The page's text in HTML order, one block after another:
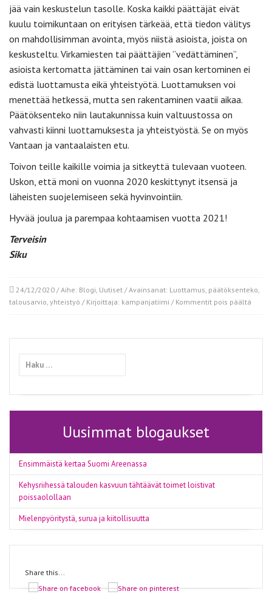
jää vain keskustelun tasolle. Koska kaikki päättäjät eivät
kuulu toimikuntaan on erityisen tärkeää, että tiedon välitys
on mahdollisimman avointa, myös niistä asioista, joista on
keskusteltu. Virkamiesten tai päättäjien ”vedättäminen”,
asioista kertomatta jättäminen tai vain osan kertominen ei
edistä luottamusta eikä yhteistyötä. Luottamuksen voi
menettää hetkessä, mutta sen rakentaminen vaatii aikaa.
Päätöksenteko niin lautakunnissa kuin valtuustossa on
vahvasti kiinni luottamuksesta ja yhteistyöstä. Se on myös
Vantaan ja vantaalaisten etu.
Toivon teille kaikille voimia ja sitkeyttä tulevaan vuoteen.
Uskon, että moni on vuonna 2020 keskittynyt itsensä ja
läheisten suojelemiseen sekä hyvinvointiin.
Hyvää joulua ja parempaa kohtaamisen vuotta 2021!
Terveisin
Siku
24/12/2020 / Aihe: Blogi, Uutiset / Avainsanat: Luottamus, päätöksenteko,
talousarvio, yhteistyö / Kirjoittaja: kampanjatiimi / Kommentit pois päältä
Uusimmat blogaukset
Ensimmäistä kertaa Suomi Areenassa
Kehysriihessä talouden kasvuun tähtäävät toimet loistivat
poissaolollaan
Mielenpyöritystä, surua ja kiitollisuutta
Share this...